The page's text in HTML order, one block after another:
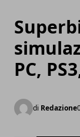
PC,
di Redazione